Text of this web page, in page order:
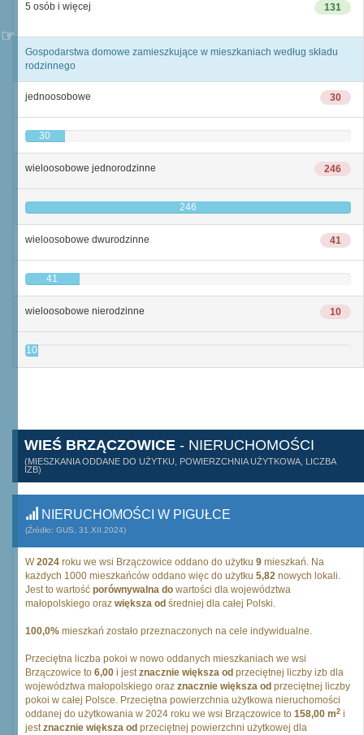
131
5 osób i więcej
Gospodarstwa domowe zamieszkujące w mieszkaniach według składu
rodzinnego
30
jednoosobowe
30
246
wieloosobowe jednorodzinne
246
41
wieloosobowe dwurodzinne
41
10
wieloosobowe nierodzinne
10
WIEŚ BRZĄCZOWICE - NIERUCHOMOŚCI
(MIESZKANIA ODDANE DO UŻYTKU, POWIERZCHNIA UŻYTKOWA, LICZBA
IZB)
NIERUCHOMOŚCI W PIGUŁCE
(Źródło: GUS, 31.XII.2024)
W2024 roku we wsi Brzączowice oddano do użytku 9 mieszkań. Na
każdych 1000 mieszkańców oddano więc do użytku 5,82 nowych lokali.
Jest to wartość porównywalna do wartości dla województwa
małopolskiego oraz większa od średniej dla całej Polski.
100,0% mieszkań zostało przeznaczonych na cele indywidualne.
Przeciętna liczba pokoi w nowo oddanych mieszkaniach we wsi
Brzączowice to 6,00 i jestznacznie większa od przeciętnej liczby izb dla
województwa małopolskiego oraz znacznie większa od przeciętnej liczby
pokoi w całej Polsce. Przeciętna powierzchnia użytkowa nieruchomości
oddanej do użytkowania w 2024 roku we wsi Brzączowice to 158,00 m2 i
jestznacznie większa od przeciętnej powierzchni użytkowej dla